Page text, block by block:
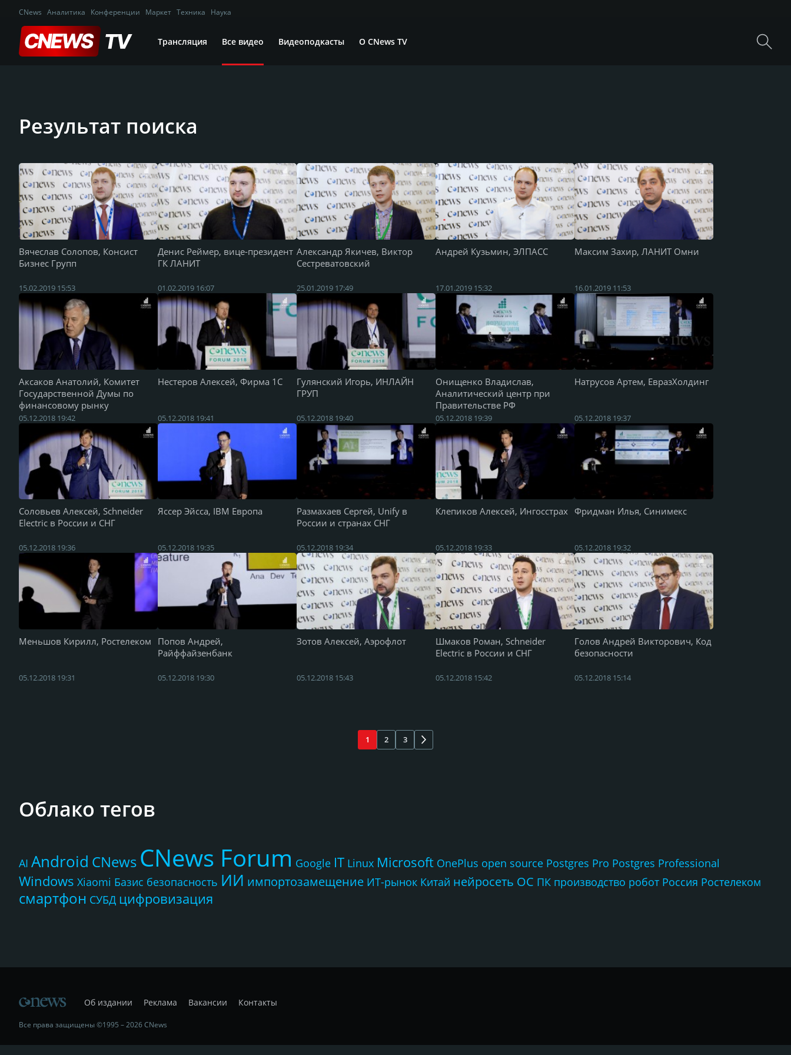
CNews Аналитика Конференции Маркет Техника Наука
Трансляция Все видео Видеоподкасты О CNews TV
Результат поиска
Вячеслав Солопов, Консист
Бизнес Групп
15.02.2019 15:53
Денис Реймер, вице-президент
ГК ЛАНИТ
01.02.2019 16:07
Александр Якичев, Виктор
Сестреватовский
25.01.2019 17:49
Андрей Кузьмин, ЭЛПАСС
17.01.2019 15:32
Максим Захир, ЛАНИТ Омни
16.01.2019 11:53
Аксаков Анатолий, Комитет
Государственной Думы по
финансовому рынку
05.12.2018 19:42
Нестеров Алексей, Фирма 1С
05.12.2018 19:41
Гулянский Игорь, ИНЛАЙН
ГРУП
05.12.2018 19:40
Онищенко Владислав,
Аналитический центр при
Правительстве РФ
05.12.2018 19:39
Натрусов Артем, ЕвразХолдинг
05.12.2018 19:37
Соловьев Алексей, Schneider
Electric в России и СНГ
05.12.2018 19:36
Яссер Эйсса, IBM Европа
05.12.2018 19:35
Размахаев Сергей, Unify в
России и странах СНГ
05.12.2018 19:34
Клепиков Алексей, Ингосстрах
05.12.2018 19:33
Фридман Илья, Синимекс
05.12.2018 19:32
Меньшов Кирилл, Ростелеком
05.12.2018 19:31
Попов Андрей,
Райффайзенбанк
05.12.2018 19:30
Зотов Алексей, Аэрофлот
05.12.2018 15:43
Шмаков Роман, Schneider
Electric в России и СНГ
05.12.2018 15:42
Голов Андрей Викторович, Код
безопасности
05.12.2018 15:14
1 2 3
Облако тегов
AI Android CNews CNews Forum Google IT Linux Microsoft OnePlus open source Postgres Pro Postgres Professional
Windows Xiaomi Базис безопасность ИИ импортозамещение ИТ-рынок Китай нейросеть ОС ПК производство робот Россия Ростелеком
смартфон СУБД цифровизация
Об издании Реклама Вакансии Контакты
Все права защищены ©1995 – 2026 CNews